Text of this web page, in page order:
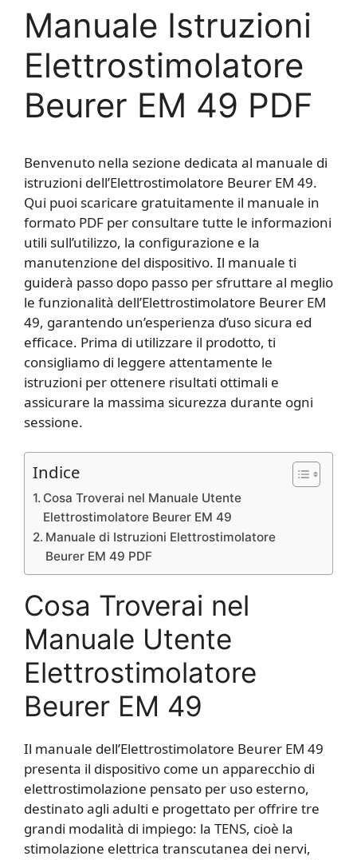
Manuale Istruzioni
Elettrostimolatore
Beurer EM 49 PDF
Benvenuto nella sezione dedicata al manuale di
istruzioni dell’Elettrostimolatore Beurer EM 49.
Qui puoi scaricare gratuitamente il manuale in
formato PDF per consultare tutte le informazioni
utili sull’utilizzo, la configurazione e la
manutenzione del dispositivo. Il manuale ti
guiderà passo dopo passo per sfruttare al meglio
le funzionalità dell’Elettrostimolatore Beurer EM
49, garantendo un’esperienza d’uso sicura ed
efficace. Prima di utilizzare il prodotto, ti
consigliamo di leggere attentamente le
istruzioni per ottenere risultati ottimali e
assicurare la massima sicurezza durante ogni
sessione.
Indice
Cosa Troverai nel Manuale Utente
Elettrostimolatore Beurer EM 49
Manuale di Istruzioni Elettrostimolatore
Beurer EM 49 PDF
Cosa Troverai nel
Manuale Utente
Elettrostimolatore
Beurer EM 49
Il manuale dell’Elettrostimolatore Beurer EM 49
presenta il dispositivo come un apparecchio di
elettrostimolazione pensato per uso esterno,
destinato agli adulti e progettato per offrire tre
grandi modalità di impiego: la TENS, cioè la
stimolazione elettrica transcutanea dei nervi,